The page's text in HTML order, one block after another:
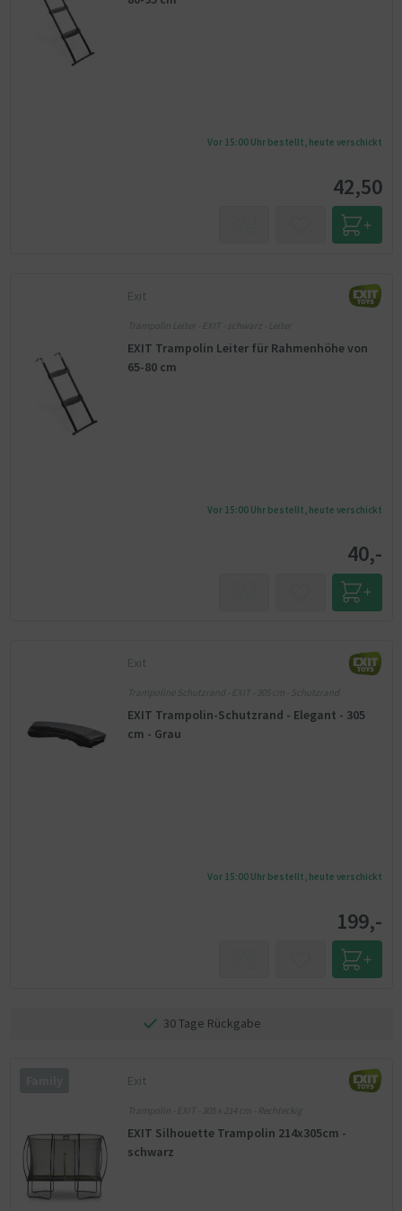
Vor 15:00 Uhr bestellt, heute verschickt
42,50
Exit
Trampolin Leiter - EXIT - schwarz - Leiter
EXIT Trampolin Leiter für Rahmenhöhe von
65-80 cm
Vor 15:00 Uhr bestellt, heute verschickt
40,-
Exit
Trampoline Schutzrand - EXIT - 305 cm - Schutzrand
EXIT Trampolin-Schutzrand - Elegant - 305
cm - Grau
Vor 15:00 Uhr bestellt, heute verschickt
199,-
30 Tage Rückgabe
Exit
Trampolin - EXIT - 305 x 214 cm - Rechteckig
EXIT Silhouette Trampolin 214x305cm -
schwarz